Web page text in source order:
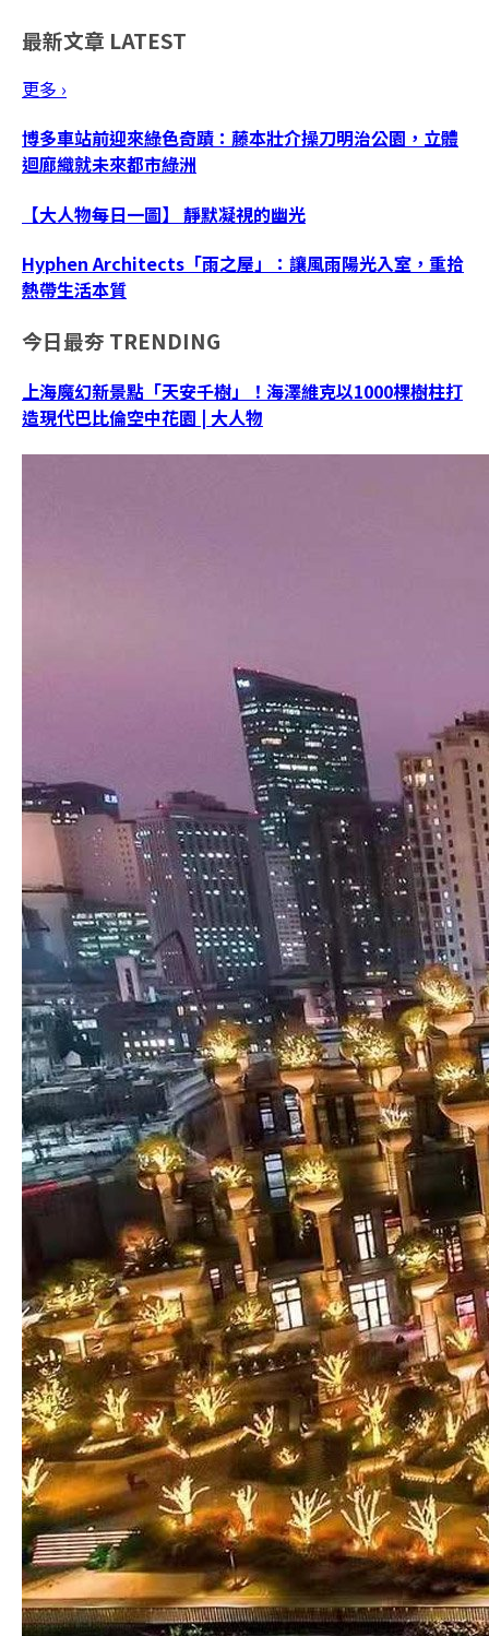
最新文章 LATEST
更多 ›
博多車站前迎來綠色奇蹟：藤本壯介操刀明治公園，立體
迴廊織就未來都市綠洲
【大人物每日一圖】 靜默凝視的幽光
Hyphen Architects「雨之屋」：讓風雨陽光入室，重拾
熱帶生活本質
今日最夯 TRENDING
上海魔幻新景點「天安千樹」！海澤維克以1000棵樹柱打
造現代巴比倫空中花園 | 大人物